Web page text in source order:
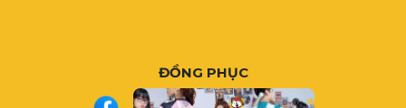
ĐỒNG PHỤC